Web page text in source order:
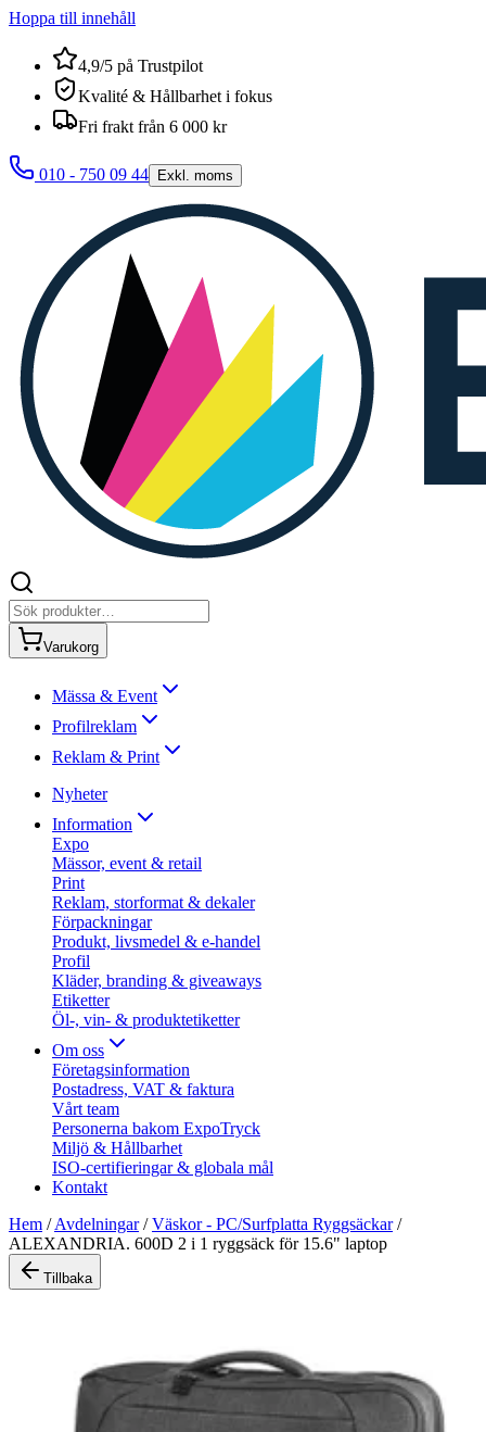
Hoppa till innehåll
4,9/5 på Trustpilot
Kvalité & Hållbarhet i fokus
Fri frakt från 6 000 kr
010 - 750 09 44 Exkl. moms
Varukorg
Mässa & Event
Profilreklam
Reklam & Print
Nyheter
Information
Expo
Mässor, event & retail
Print
Reklam, storformat & dekaler
Förpackningar
Produkt, livsmedel & e-handel
Profil
Kläder, branding & giveaways
Etiketter
Öl-, vin- & produktetiketter
Om oss
Företagsinformation
Postadress, VAT & faktura
Vårt team
Personerna bakom ExpoTryck
Miljö & Hållbarhet
ISO-certifieringar & globala mål
Kontakt
Hem /Avdelningar/Väskor - PC/Surfplatta Ryggsäckar/
ALEXANDRIA. 600D 2 i 1 ryggsäck för 15.6" laptop
Tillbaka